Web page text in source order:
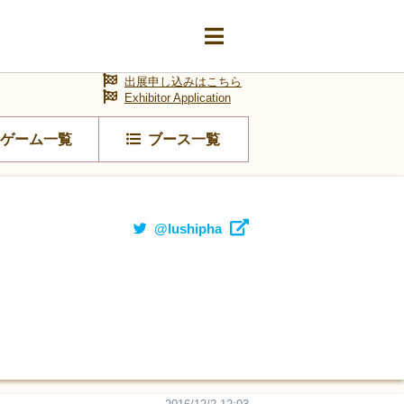
ゲーム一覧 ブース一覧
出展申し込みはこちら
Exhibitor Application
@lushipha